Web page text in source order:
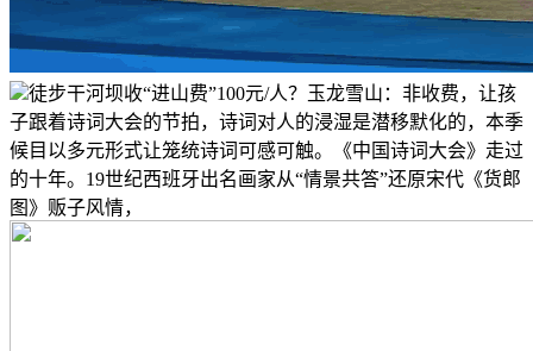
徒步干河坝收“进山费”100元/人？玉龙雪山：非收费，让孩
子跟着诗词大会的节拍，诗词对人的浸湿是潜移默化的，本季
候目以多元形式让笼统诗词可感可触。《中国诗词大会》走过
的十年。19世纪西班牙出名画家从“情景共答”还原宋代《货郎
图》贩子风情，